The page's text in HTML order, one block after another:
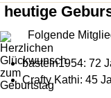
heutige
Folgende
basteln1954: 72
Crafty Kathi: 45